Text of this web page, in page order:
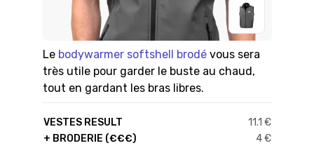
Le bodywarmer softshell brodévous sera
très utile pour garder le buste au chaud,
tout en gardant les bras libres.
VESTES RESULT
11.1 €
+ BRODERIE (€€€)
4 €